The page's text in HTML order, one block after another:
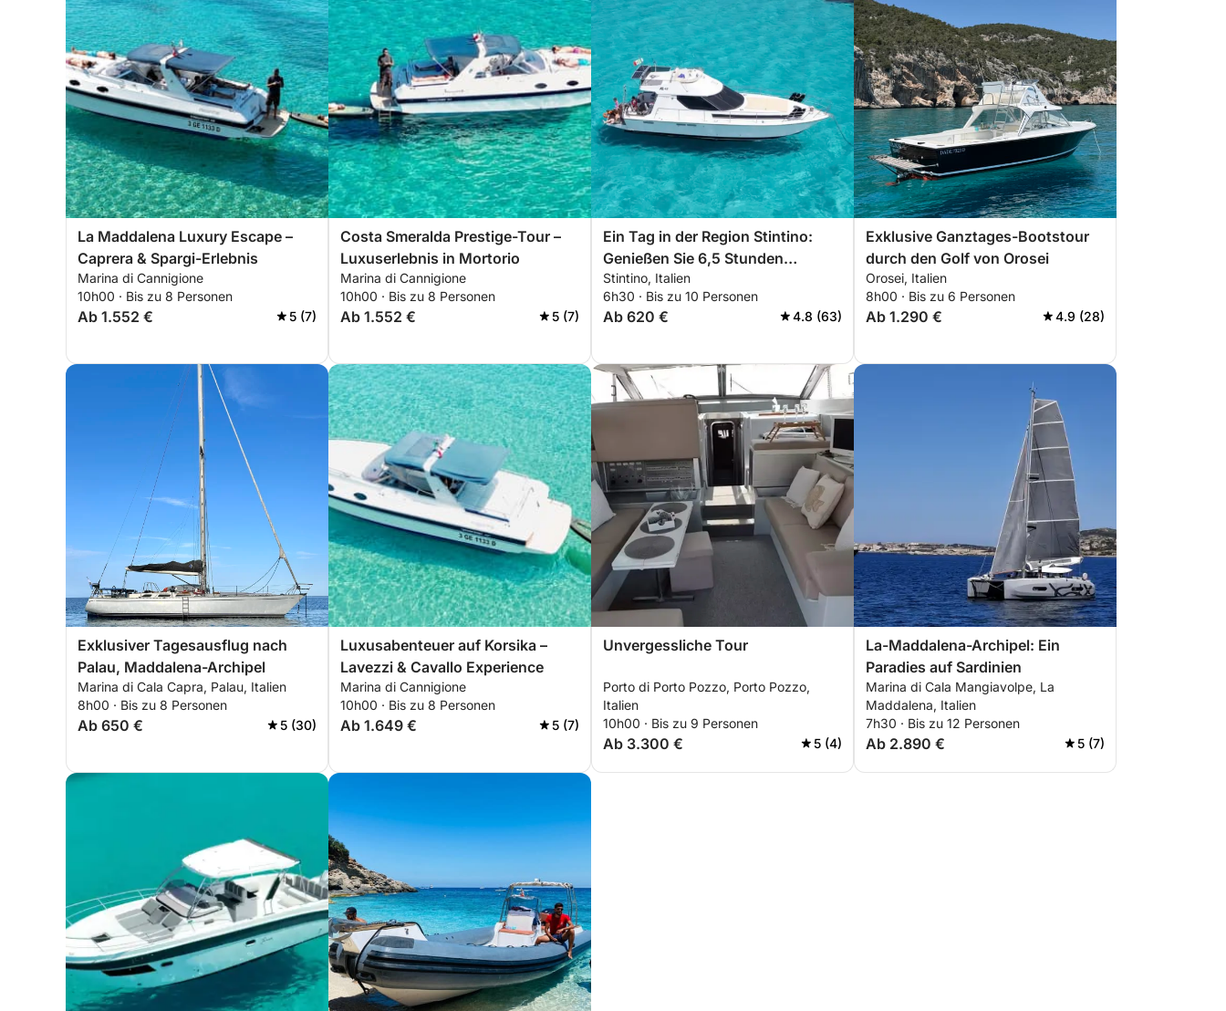
La Maddalena Luxury Escape –
Caprera & Spargi-Erlebnis
Marina di Cannigione
10h00 · Bis zu 8 Personen
Ab 1.552 € 5 (7)
Costa Smeralda Prestige-Tour –
Luxuserlebnis in Mortorio
Marina di Cannigione
10h00 · Bis zu 8 Personen
Ab 1.552 € 5 (7)
Ein Tag in der Region Stintino:
Genießen Sie 6,5 Stunden
Erkundungstour an Bord eines 14
Meter langen Motorboots.
Stintino, Italien
6h30 · Bis zu 10 Personen
Ab 620 € 4.8 (63)
Exklusive Ganztages-Bootstour
durch den Golf von Orosei
Orosei, Italien
8h00 · Bis zu 6 Personen
Ab 1.290 € 4.9 (28)
Exklusiver Tagesausflug nach
Palau, Maddalena-Archipel
Marina di Cala Capra, Palau, Italien
8h00 · Bis zu 8 Personen
Ab 650 € 5 (30)
Luxusabenteuer auf Korsika –
Lavezzi & Cavallo Experience
Marina di Cannigione
10h00 · Bis zu 8 Personen
Ab 1.649 € 5 (7)
Unvergessliche Tour
Porto di Porto Pozzo, Porto Pozzo,
Italien
10h00 · Bis zu 9 Personen
Ab 3.300 € 5 (4)
La-Maddalena-Archipel: Ein
Paradies auf Sardinien
Marina di Cala Mangiavolpe, La
Maddalena, Italien
7h30 · Bis zu 12 Personen
Ab 2.890 € 5 (7)